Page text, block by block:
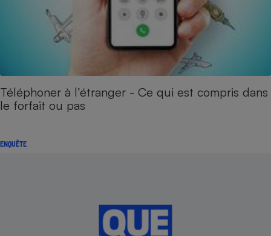
Téléphoner à l’étranger - Ce qui est compris dans
le forfait ou pas
ENQUÊTE